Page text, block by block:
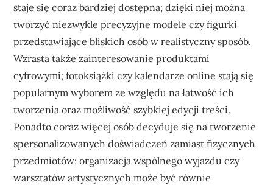
staje się coraz bardziej dostępna; dzięki niej można
tworzyć niezwykle precyzyjne modele czy figurki
przedstawiające bliskich osób w realistyczny sposób.
Wzrasta także zainteresowanie produktami
cyfrowymi; fotoksiążki czy kalendarze online stają się
popularnym wyborem ze względu na łatwość ich
tworzenia oraz możliwość szybkiej edycji treści.
Ponadto coraz więcej osób decyduje się na tworzenie
spersonalizowanych doświadczeń zamiast fizycznych
przedmiotów; organizacja wspólnego wyjazdu czy
warsztatów artystycznych może być równie